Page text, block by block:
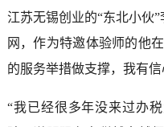
江苏无锡创业的“东北小伙
网，作为特邀体验师的他
的服务举措做支撑，我有
“我已经很多年没来过办